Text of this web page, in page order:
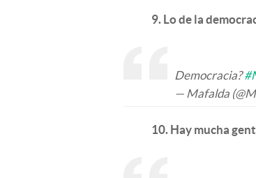
9. Lo de la
Democracia?
— Mafalda
10. Hay mucha